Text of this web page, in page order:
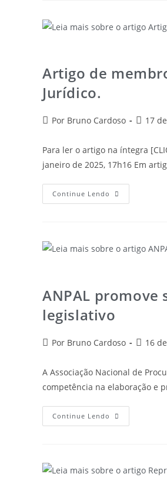
Artigo de
Jurídico.
Por Bruno Cardoso 17
Para ler o artigo na íntegra
janeiro de 2025, 17h16 Em
Continue Lendo
ANPAL promove
legislativo
Por Bruno Cardoso 16
A Associação Nacional de
competência na elaboração e
Continue Lendo